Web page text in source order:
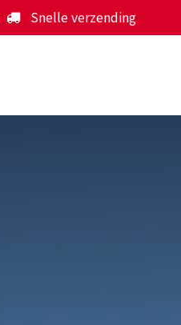
Snelle verzending